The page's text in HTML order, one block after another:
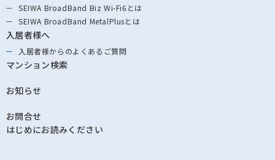
SEIWA BroadBand Biz Wi-Fi6とは
SEIWA BroadBand MetalPlusとは
入居者様へ
入居者様からのよくあるご質問
マンション検索
お知らせ
お問合せ
はじめにお読みください